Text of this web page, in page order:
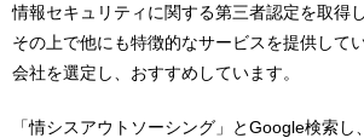
情報セキュリティに関する第三者認定を取得
その上で他にも特徴的なサービスを提供して
会社を選定し、おすすめしています。
「情シスアウトソーシング」とGoogle検索